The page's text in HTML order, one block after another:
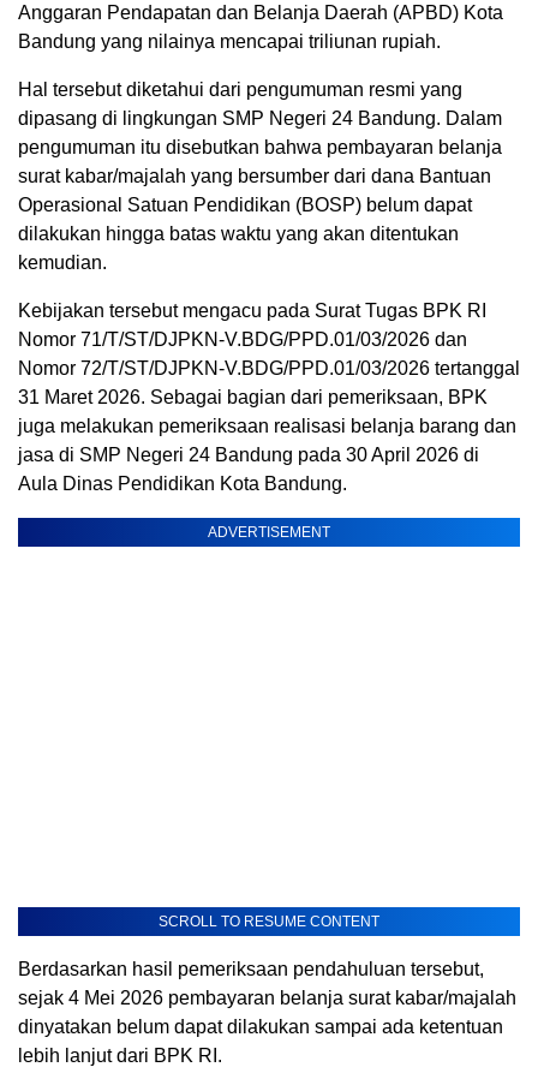
Anggaran Pendapatan dan Belanja Daerah (APBD) Kota
Bandung yang nilainya mencapai triliunan rupiah.
Hal tersebut diketahui dari pengumuman resmi yang
dipasang di lingkungan SMP Negeri 24 Bandung. Dalam
pengumuman itu disebutkan bahwa pembayaran belanja
surat kabar/majalah yang bersumber dari dana Bantuan
Operasional Satuan Pendidikan (BOSP) belum dapat
dilakukan hingga batas waktu yang akan ditentukan
kemudian.
Kebijakan tersebut mengacu pada Surat Tugas BPK RI
Nomor 71/T/ST/DJPKN-V.BDG/PPD.01/03/2026 dan
Nomor 72/T/ST/DJPKN-V.BDG/PPD.01/03/2026 tertanggal
31 Maret 2026. Sebagai bagian dari pemeriksaan, BPK
juga melakukan pemeriksaan realisasi belanja barang dan
jasa di SMP Negeri 24 Bandung pada 30 April 2026 di
Aula Dinas Pendidikan Kota Bandung.
ADVERTISEMENT
SCROLL TO RESUME CONTENT
Berdasarkan hasil pemeriksaan pendahuluan tersebut,
sejak 4 Mei 2026 pembayaran belanja surat kabar/majalah
dinyatakan belum dapat dilakukan sampai ada ketentuan
lebih lanjut dari BPK RI.